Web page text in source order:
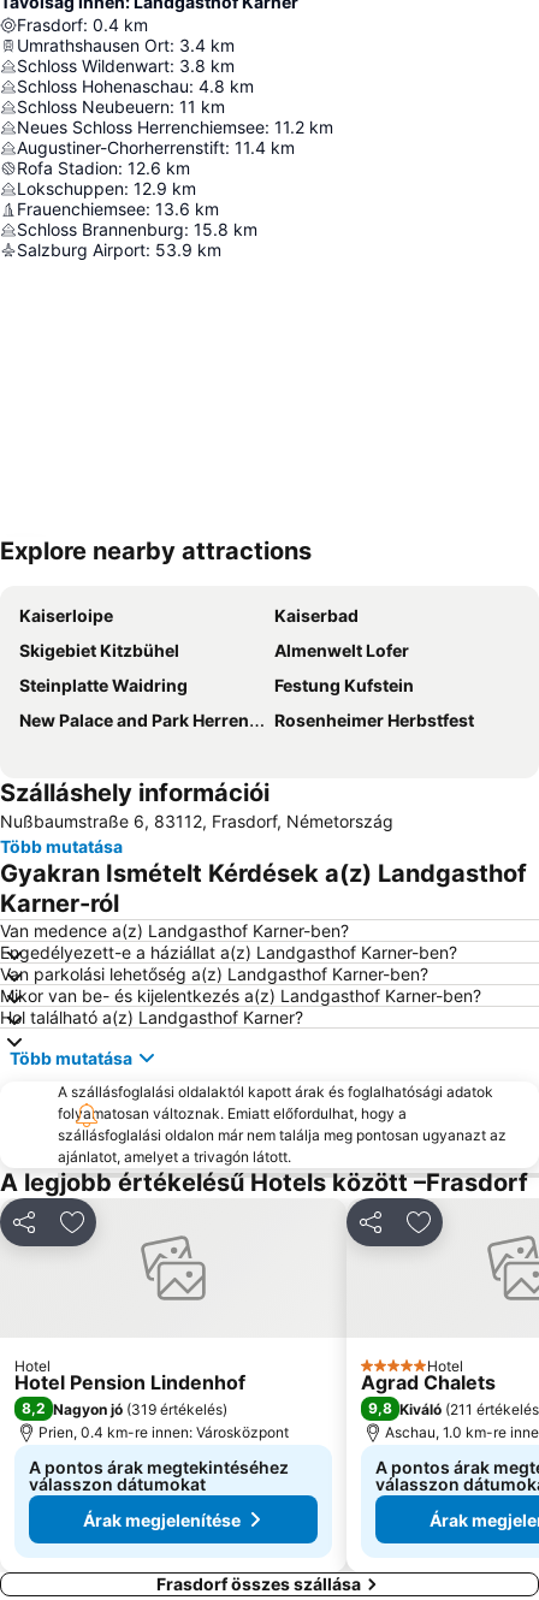
Frasdorf: 0.4 km
Umrathshausen Ort: 3.4 km
Schloss Wildenwart: 3.8 km
Schloss Hohenaschau: 4.8 km
Schloss Neubeuern: 11 km
Neues Schloss Herrenchiemsee: 11.2 km
Augustiner-Chorherrenstift: 11.4 km
Rofa Stadion: 12.6 km
Lokschuppen: 12.9 km
Frauenchiemsee: 13.6 km
Schloss Brannenburg: 15.8 km
Salzburg Airport: 53.9 km
Nagy méretű térkép
Explore nearby attractions
Kaiserloipe
Kaiserbad
Skigebiet Kitzbühel
Almenwelt Lofer
Steinplatte Waidring
Festung Kufstein
New Palace and Park Herrenchiemsee
Rosenheimer Herbstfest
Szálláshely információi
Nußbaumstraße 6, 83112, Frasdorf, Németország
Több mutatása
Gyakran Ismételt Kérdések a(z) Landgasthof
Karner-ról
Van medence a(z) Landgasthof Karner-ben?
Engedélyezett-e a háziállat a(z) Landgasthof Karner-ben?
Van parkolási lehetőség a(z) Landgasthof Karner-ben?
Mikor van be- és kijelentkezés a(z) Landgasthof Karner-ben?
Hol található a(z) Landgasthof Karner?
Több mutatása
A szállásfoglalási oldalaktól kapott árak és foglalhatósági adatok
folyamatosan változnak. Emiatt előfordulhat, hogy a
szállásfoglalási oldalon már nem találja meg pontosan ugyanazt az
ajánlatot, amelyet a trivagón látott.
A legjobb értékelésű Hotels között –Frasdorf
MegosztásHozzáadás a kedvencekhez
Hotel
Hotel Pension Lindenhof
8,2 Nagyon jó (319 értékelés)
Prien, 0.4 km-re innen: Városközpont
A pontos árak megtekintéséhez
válasszon dátumokat
Árak megjelenítése
MegosztásHozzáadás
5 Kategória
Hotel
Agrad Chalets
9,8 Kiváló (211 értékelés
Aschau, 1.0 km-re
A pontos árak
válasszon
Árak
Frasdorf összes szállása